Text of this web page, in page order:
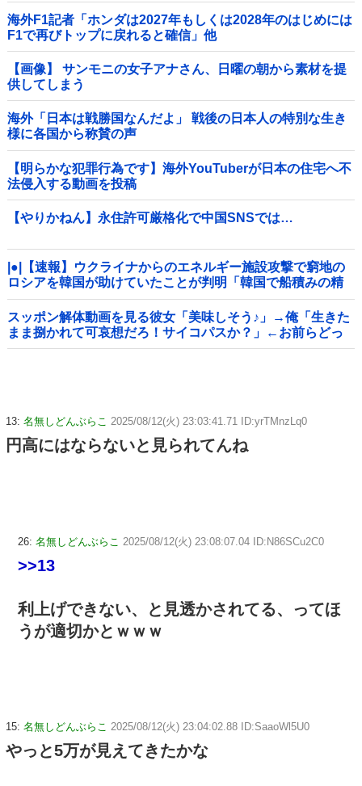
海外F1記者「ホンダは2027年もしくは2028年のはじめには
F1で再びトップに戻れると確信」他
【画像】 サンモニの女子アナさん、日曜の朝から素材を提
供してしまう
海外「日本は戦勝国なんだよ」 戦後の日本人の特別な生き
様に各国から称賛の声
【明らかな犯罪行為です】海外YouTuberが日本の住宅へ不
法侵入する動画を投稿
【やりかねん】永住許可厳格化で中国SNSでは…
|●|【速報】ウクライナからのエネルギー施設攻撃で窮地の
ロシアを韓国が助けていたことが判明「韓国で船積みの精
製油3万トンがロシア行き」
スッポン解体動画を見る彼女「美味しそう♪」→俺「生きた
まま捌かれて可哀想だろ！サイコパスか？」←お前らどっ
ち？
13: 名無しどんぶらこ 2025/08/12(火) 23:03:41.71 ID:yrTMnzLq0
円高にはならないと見られてんね
26: 名無しどんぶらこ 2025/08/12(火) 23:08:07.04 ID:N86SCu2C0
>>13
利上げできない、と見透かされてる、ってほ
うが適切かとｗｗｗ
15: 名無しどんぶらこ 2025/08/12(火) 23:04:02.88 ID:SaaoWl5U0
やっと5万が見えてきたかな